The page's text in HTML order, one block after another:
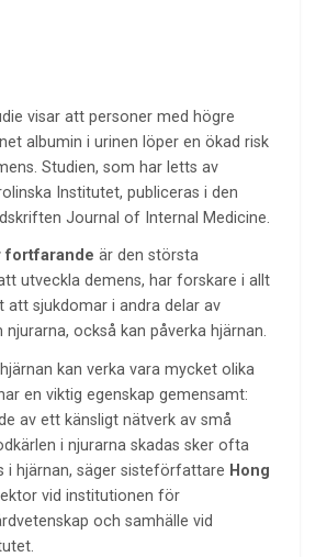
visar att personer med högre
albumin i urinen löper en ökad risk
Studien, som har letts av
Institutet, publiceras i den
Journal of Internal Medicine.
fortfarande är den största
utveckla demens, har forskare i allt
att sjukdomar i andra delar av
njurarna, också kan påverka hjärnan.
kan verka vara mycket olika
en viktig egenskap gemensamt:
av ett känsligt nätverk av små
i njurarna skadas sker ofta
i hjärnan, säger sisteförfattare Hong
vid institutionen för
och samhälle vid